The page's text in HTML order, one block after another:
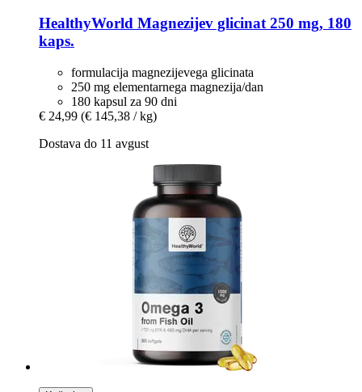
HealthyWorld Magnezijev glicinat 250 mg, 180
kaps.
formulacija magnezijevega glicinata
250 mg elementarnega magnezija/dan
180 kapsul za 90 dni
€ 24,99 (€ 145,38 / kg)
Dostava do 11 avgust